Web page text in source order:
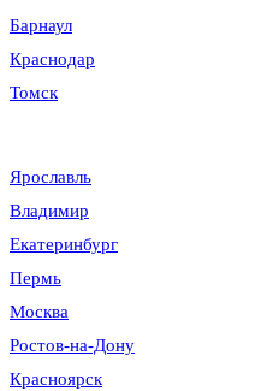
Барнаул
Краснодар
Томск
Ярославль
Владимир
Екатеринбург
Пермь
Москва
Ростов-на-Дону
Красноярск